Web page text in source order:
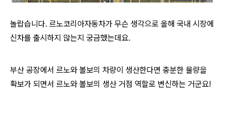
놀랍습니다. 르노코리아자동차가 무슨 생각으로 올해 국내 시장에
신차를 출시하지 않는지 궁금했는데요.
부산 공장에서 르노와 볼보의 차량이 생산한다면 충분한 물량을
확보가 되면서 르노와 볼보의 생산 거점 역할로 변신하는 거군요!